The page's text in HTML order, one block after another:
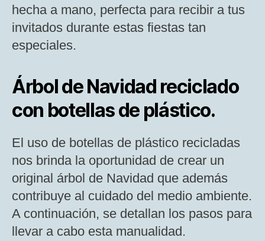
hecha a mano, perfecta para recibir a tus
invitados durante estas fiestas tan
especiales.
Árbol de Navidad reciclado
con botellas de plástico.
El uso de botellas de plástico recicladas
nos brinda la oportunidad de crear un
original árbol de Navidad que además
contribuye al cuidado del medio ambiente.
A continuación, se detallan los pasos para
llevar a cabo esta manualidad.